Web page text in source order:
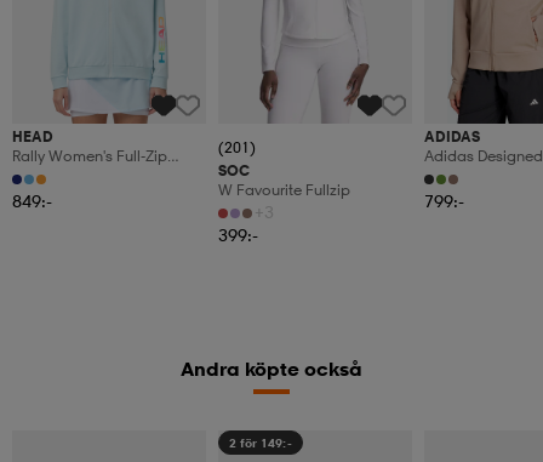
HEAD
Rally Women's Full-Zip
Hoodie
849:-
(201)
SOC
W Favourite Fullzip
+3
399:-
ADIDAS
Adidas
Full-Zip Hooded
799:-
Andra köpte också
2 för 149:-